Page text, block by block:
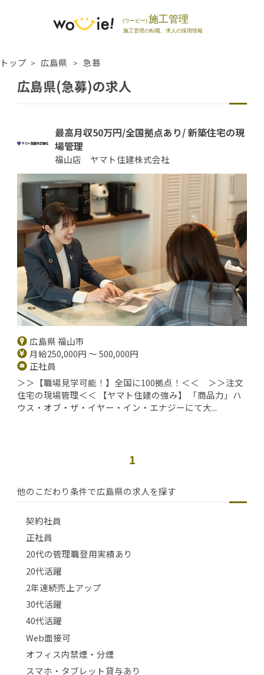
トップ 広島県 急募
広島県(急募)の求人
最高月収50万円/全国拠点あり/ 新築住宅の現
場管理
福山店 ヤマト住建株式会社
広島県 福山市
月給250,000円 ～ 500,000円
正社員
＞＞【職場見学可能！】全国に100拠点！＜＜ ＞＞注文
住宅の現場管理＜＜ 【ヤマト住建の強み】 「商品力」ハ
ウス・オブ・ザ・イヤー・イン・エナジーにて大...
1
他のこだわり条件で広島県の求人を探す
契約社員
正社員
20代の管理職登用実績あり
20代活躍
2年連続売上アップ
30代活躍
40代活躍
Web面接可
オフィス内禁煙・分煙
スマホ・タブレット貸与あり